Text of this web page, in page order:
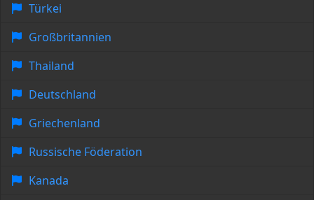
Türkei
Großbritannien
Thailand
Deutschland
Griechenland
Russische Föderation
Kanada